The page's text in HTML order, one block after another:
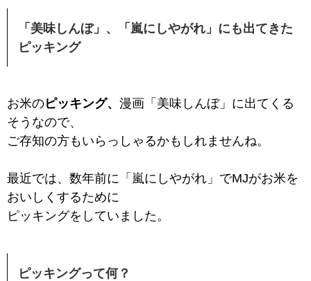
「美味しんぼ」、「嵐にしやがれ」にも出てきた
ピッキング
お米のピッキング、 漫画「美味しんぼ」に出てくる
そうなので、
ご存知の方もいらっしゃるかもしれませんね。
最近では、数年前に「嵐にしやがれ」でMJがお米を
おいしくするために
ピッキングをしていました。
ピッキングって何？